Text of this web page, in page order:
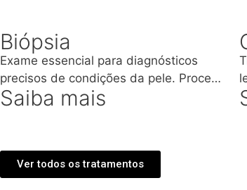
Biópsia
Exame essencial para diagnósticos
precisos de condições da pele. Proce…
Saiba mais
Ver todos os tratamentos